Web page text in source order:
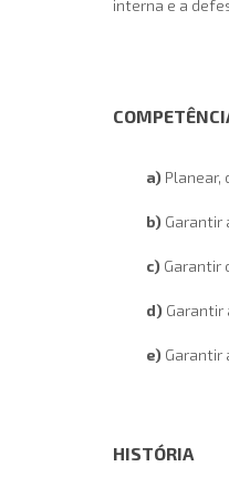
interna e a
a) Planear,
b) Garantir
c) Garantir
d) Garantir
e) Garantir
HISTÓRIA